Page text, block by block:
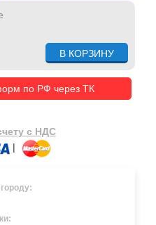
по РФ через ТК
с НДС
|